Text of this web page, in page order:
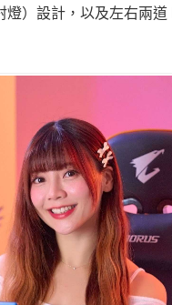
）設計，以及左右兩